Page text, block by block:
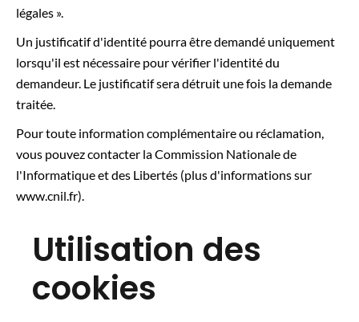
légales ».
Un justificatif d'identité pourra être demandé uniquement
lorsqu'il est nécessaire pour vérifier l'identité du
demandeur. Le justificatif sera détruit une fois la demande
traitée.
Pour toute information complémentaire ou réclamation,
vous pouvez contacter la Commission Nationale de
l'Informatique et des Libertés (plus d'informations sur
www.cnil.fr).
Utilisation des
cookies